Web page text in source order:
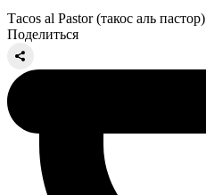
Тacos al Pastor (такос аль пастор)
Поделиться